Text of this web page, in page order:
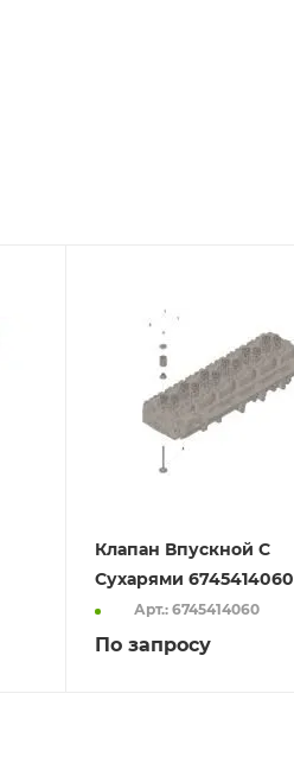
Клапан Впускной С
Сухарями 6745414060
Арт.: 6745414060
По запросу